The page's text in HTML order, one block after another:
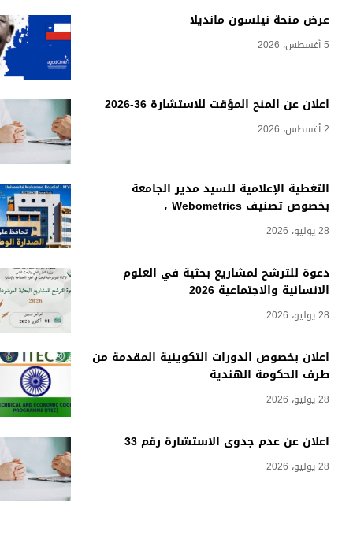
عرض منحة نيلسون مانديلا
5 أغسطس، 2026
اعلان عن المنح المؤقت للاستشارة 36-2026
2 أغسطس، 2026
التغطية الإعلامية للسيد مدير الجامعة
بخصوص تصنيف Webometrics ،
28 يوليو، 2026
دعوة للترشح لمشاريع بحثية في العلوم
الانسانية والاجتماعية 2026
28 يوليو، 2026
اعلان بخصوص الدورات التكوينية المقدمة من
طرف الحكومة الهندية
28 يوليو، 2026
اعلان عن عدم جدوى الاستشارة رقم 33
28 يوليو، 2026